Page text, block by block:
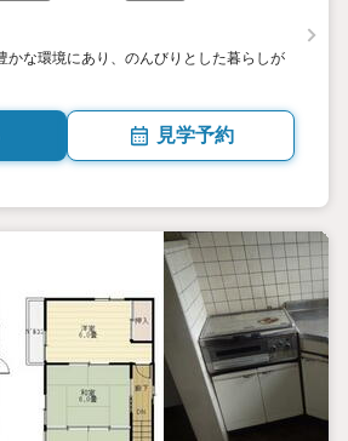
かな環境にあり、のんびりとした暮らしが
見学予約